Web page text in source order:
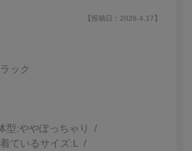
【投稿日：2026.4.17】
ック
型:ぽっちゃり
ているサイズ:L